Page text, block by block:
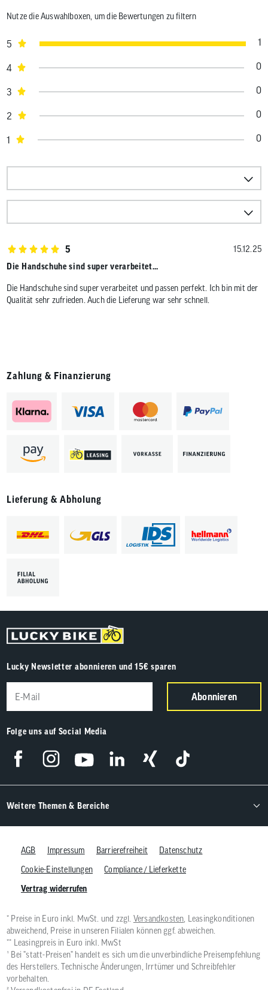
Nutze die Auswahlboxen, um die Bewertungen zu filtern
5 1
4 0
3 0
2 0
1 0
5
15.12.25
Die Handschuhe sind super verarbeitet…
Die Handschuhe sind super verarbeitet und passen perfekt. Ich bin mit der
Qualität sehr zufrieden. Auch die Lieferung war sehr schnell.
Zahlung & Finanzierung
Lieferung & Abholung
Lucky Newsletter abonnieren und 15€ sparen
Abonnieren
Folge uns auf Social Media
Weitere Themen & Bereiche
AGB Impressum Barrierefreiheit
Datenschutz
Cookie-Einstellungen
Compliance / Lieferkette
Vertrag widerrufen
* Preise in Euro inkl. MwSt. und zzgl. Versandkosten , Leasingkonditionen
abweichend, Preise in unseren Filialen können ggf. abweichen.
** Leasingpreis in Euro inkl. MwSt
¹ Bei "statt-Preisen" handelt es sich um die unverbindliche Preisempfehlung
des Herstellers. Technische Änderungen, Irrtümer und Schreibfehler
vorbehalten.